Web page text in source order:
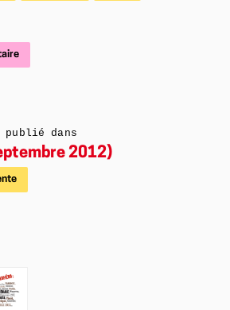
dans
2012)